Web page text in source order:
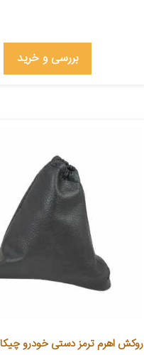
بررسی و خرید
روکش اهرم ترمز دستی خودرو